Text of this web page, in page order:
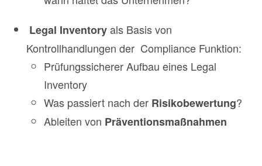
Legal Inventoryals Basis von
Kontrollhandlungen der Compliance Funktion:
Prüfungssicherer Aufbau eines Legal
Inventory
Was passiert nach der Risikobewertung?
Ableiten von Präventionsmaßnahmen